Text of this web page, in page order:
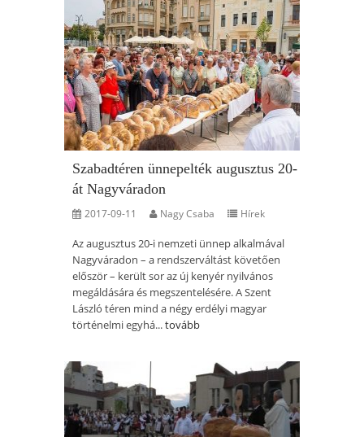
Szabadtéren ünnepelték augusztus 20-
át Nagyváradon
2017-09-11 Nagy Csaba Hírek
Az augusztus 20-i nemzeti ünnep alkalmával
Nagyváradon – a rendszerváltást követően
először – került sor az új kenyér nyilvános
megáldására és megszentelésére. A Szent
László téren mind a négy erdélyi magyar
történelmi egyhá...tovább